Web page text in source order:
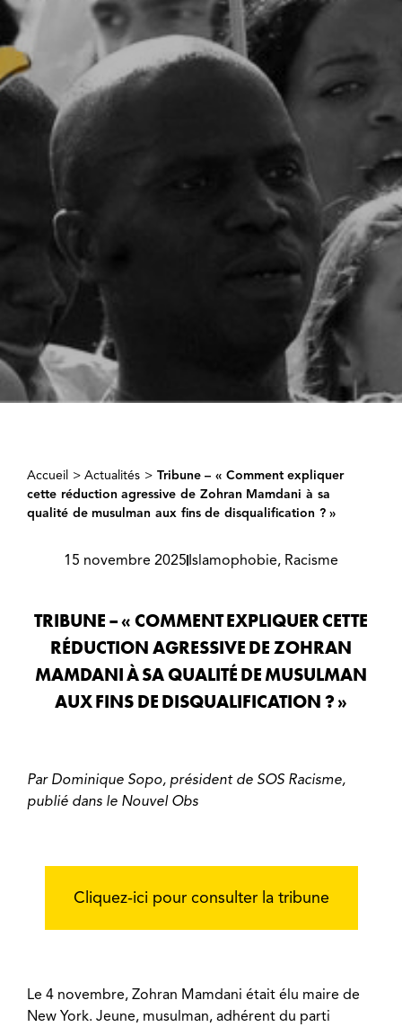
Accueil >Actualités > Tribune – « Comment expliquer
cette réduction agressive de Zohran Mamdani à sa
qualité de musulman aux fins de disqualification ? »
15 novembre 2025 Islamophobie, Racisme
TRIBUNE – « COMMENT EXPLIQUER CETTE
RÉDUCTION AGRESSIVE DE ZOHRAN
MAMDANI À SA QUALITÉ DE MUSULMAN
AUX FINS DE DISQUALIFICATION ? »
Par Dominique Sopo, président de SOS Racisme,
publié dans le Nouvel Obs
Cliquez-ici pour consulter la tribune
Le 4 novembre, Zohran Mamdani était élu maire de
New York. Jeune, musulman, adhérent du parti